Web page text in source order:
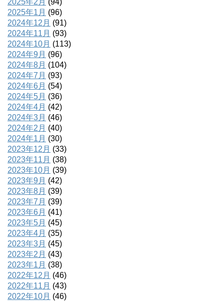
2025年1月 (96)
2024年12月 (91)
2024年11月 (93)
2024年10月 (113)
2024年9月 (96)
2024年8月 (104)
2024年7月 (93)
2024年6月 (54)
2024年5月 (36)
2024年4月 (42)
2024年3月 (46)
2024年2月 (40)
2024年1月 (30)
2023年12月 (33)
2023年11月 (38)
2023年10月 (39)
2023年9月 (42)
2023年8月 (39)
2023年7月 (39)
2023年6月 (41)
2023年5月 (45)
2023年4月 (35)
2023年3月 (45)
2023年2月 (43)
2023年1月 (38)
2022年12月 (46)
2022年11月 (43)
2022年10月 (46)